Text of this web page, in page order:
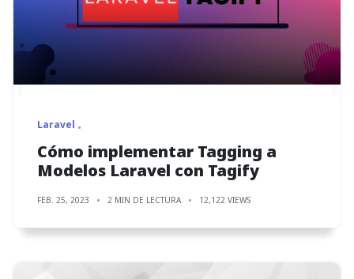
Laravel
Cómo implementar Tagging a
Modelos Laravel con Tagify
FEB. 25, 2023 2 MIN DE LECTURA 12,122 VIEWS